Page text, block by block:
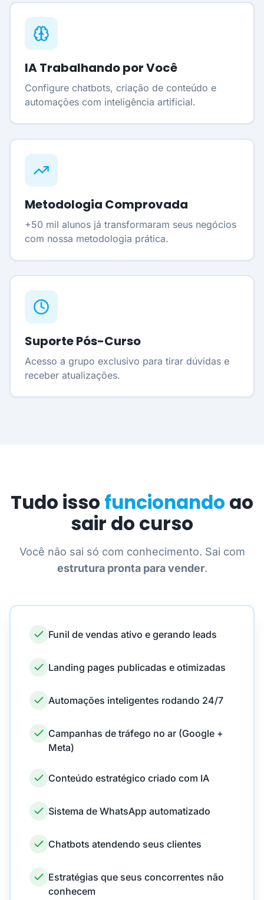
IA Trabalhando por Você
Configure chatbots, criação de conteúdo e
automações com inteligência artificial.
Metodologia Comprovada
+50 mil alunos já transformaram seus negócios
com nossa metodologia prática.
Suporte Pós-Curso
Acesso a grupo exclusivo para tirar dúvidas e
receber atualizações.
Tudo isso funcionando ao
sair do curso
Você não sai só com conhecimento. Sai com
estrutura pronta para vender.
Funil de vendas ativo e gerando leads
Landing pages publicadas e otimizadas
Automações inteligentes rodando 24/7
Campanhas de tráfego no ar (Google +
Meta)
Conteúdo estratégico criado com IA
Sistema de WhatsApp automatizado
Chatbots atendendo seus clientes
Estratégias que seus concorrentes não
conhecem